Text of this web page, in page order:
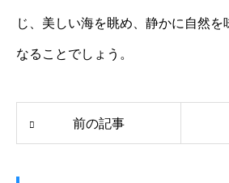
じ、美しい海を眺め、静かに自然を
なることでしょう。
前の記事